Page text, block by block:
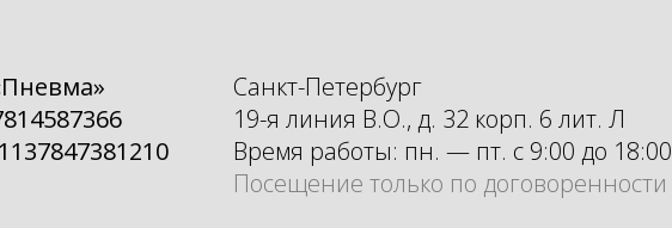
Санкт-Петербург
19-я линия В.О., д. 32 корп. 6 лит. Л
Время работы: пн. — пт. с 9:00 до 18:00
Посещение только по договоренности